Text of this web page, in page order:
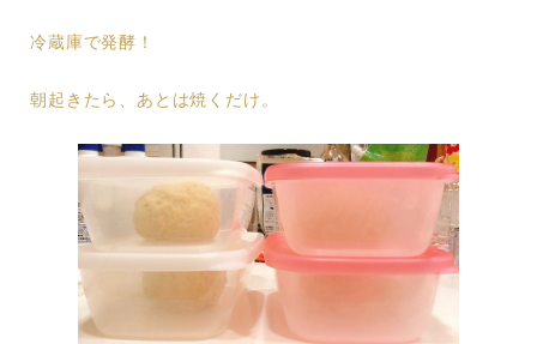
冷蔵庫で発酵！
朝起きたら、あとは焼くだけ。